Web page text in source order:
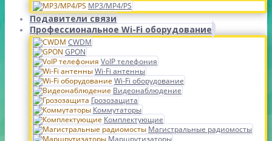
MP3/MP4/PS
Подавители связи
Профессиональное Wi-Fi оборудование
CWDM
GPON
VoIP телефония
Wi-Fi антенны
Wi-Fi оборудование
Видеонаблюдение
Грозозащита
Коммутаторы
Комплектующие
Магистральные радиомосты
Маршрутизаторы